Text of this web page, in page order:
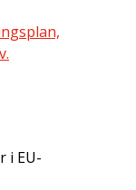
i EU-